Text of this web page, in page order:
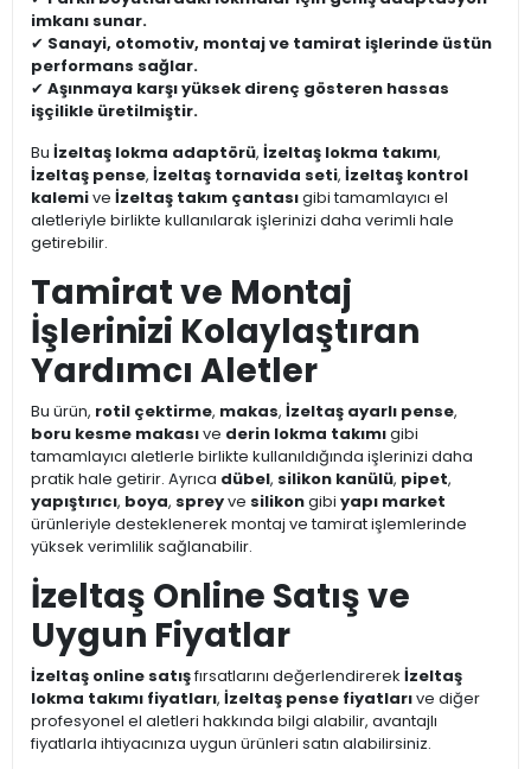
imkanı sunar.
✔ Sanayi, otomotiv, montaj ve tamirat işlerinde üstün
performans sağlar.
✔ Aşınmaya karşı yüksek direnç gösteren hassas
işçilikle üretilmiştir.
Bu İzeltaş lokma adaptörü, İzeltaş lokma takımı,
İzeltaş pense, İzeltaş tornavida seti, İzeltaş kontrol
kalemive İzeltaş takım çantasıgibi tamamlayıcı el
aletleriyle birlikte kullanılarak işlerinizi daha verimli hale
getirebilir.
Tamirat ve Montaj
İşlerinizi Kolaylaştıran
Yardımcı Aletler
Bu ürün, rotil çektirme, makas, İzeltaş ayarlı pense,
boru kesme makasıve derin lokma takımıgibi
tamamlayıcı aletlerle birlikte kullanıldığında işlerinizi daha
pratik hale getirir. Ayrıca dübel, silikon kanülü, pipet,
yapıştırıcı, boya, spreyve silikongibi yapı market
ürünleriyle desteklenerek montaj ve tamirat işlemlerinde
yüksek verimlilik sağlanabilir.
İzeltaş Online Satış ve
Uygun Fiyatlar
İzeltaş online satışfırsatlarını değerlendirerek İzeltaş
lokma takımı fiyatları, İzeltaş pense fiyatlarıve diğer
profesyonel el aletleri hakkında bilgi alabilir, avantajlı
fiyatlarla ihtiyacınıza uygun ürünleri satın alabilirsiniz.